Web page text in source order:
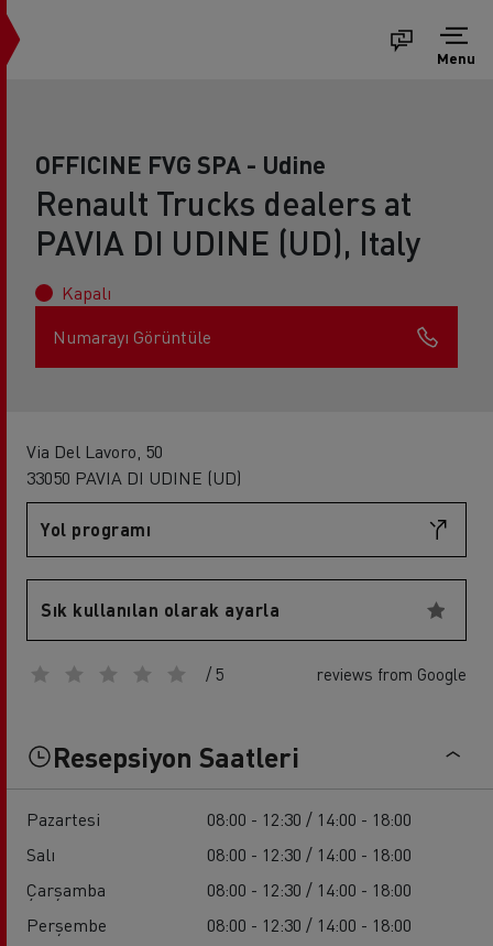
Menu
OFFICINE FVG SPA - Udine
Renault Trucks dealers at
PAVIA DI UDINE (UD), Italy
Kapalı
Numarayı Görüntüle
Via Del Lavoro, 50
33050 PAVIA DI UDINE (UD)
Yol programı
Sık kullanılan olarak ayarla
/ 5 reviews from Google
Resepsiyon Saatleri
Pazartesi
08:00 - 12:30 / 14:00 - 18:00
Salı
08:00 - 12:30 / 14:00 - 18:00
Çarşamba
08:00 - 12:30 / 14:00 - 18:00
Perşembe
08:00 - 12:30 / 14:00 - 18:00